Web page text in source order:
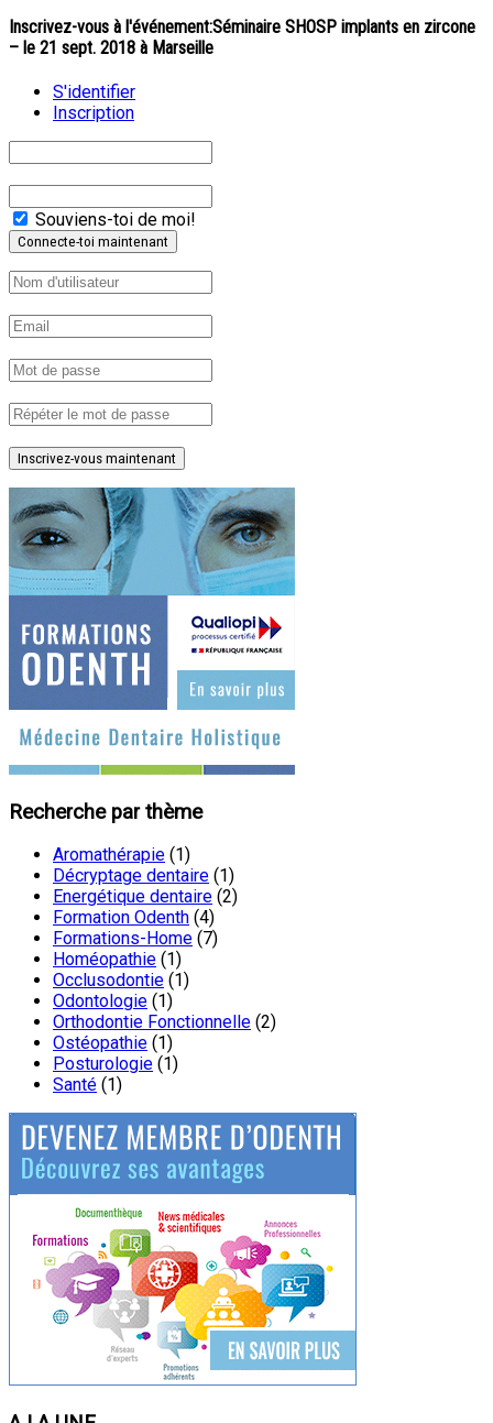
Inscrivez-vous à l'événement:Séminaire SHOSP implants en zircone
– le 21 sept. 2018 à Marseille
S'identifier
Inscription
Souviens-toi de moi!
Inscrivez-vous maintenant
Recherche par thème
Aromathérapie (1)
Décryptage dentaire (1)
Energétique dentaire (2)
Formation Odenth (4)
Formations-Home (7)
Homéopathie (1)
Occlusodontie (1)
Odontologie (1)
Orthodontie Fonctionnelle (2)
Ostéopathie (1)
Posturologie (1)
Santé (1)